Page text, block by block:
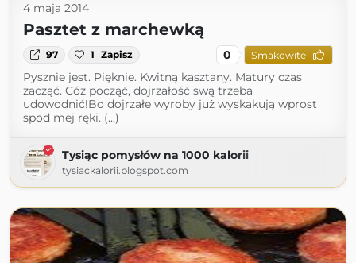
4 maja 2014
Pasztet z marchewką
97 1 Zapisz 0 Smakowite
Pysznie jest. Pięknie. Kwitną kasztany. Matury czas
zacząć. Cóż począć, dojrzałość swą trzeba
udowodnić!Bo dojrzałe wyroby już wyskakują wprost
spod mej ręki. (...)
Tysiąc pomysłów na 1000 kalorii
tysiackalorii.blogspot.com